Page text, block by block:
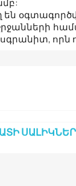
են
որն
ՍԱԼԻԿՆԵՐ